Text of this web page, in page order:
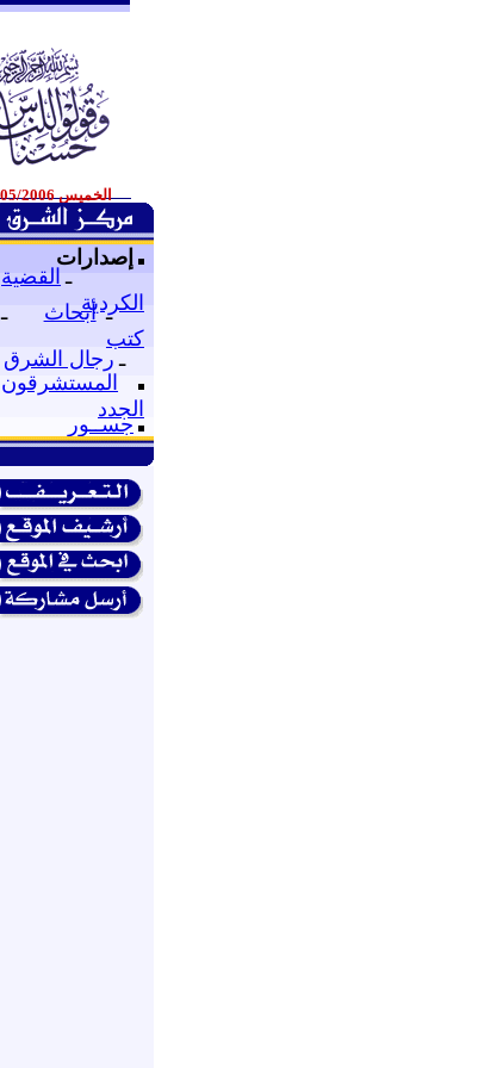
الخميس 25/05/2006
إصدارات
ـ القضية
الكردية
ـ أبحاث
ـ
كتب
ـ رجال الشرق
المستشرقون
الجدد
جســور